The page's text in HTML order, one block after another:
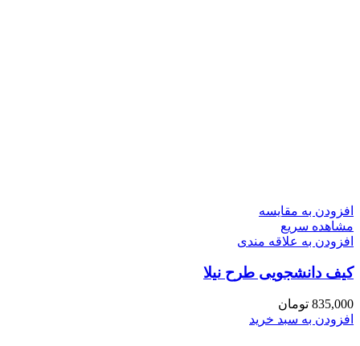
افزودن به مقایسه
مشاهده سریع
افزودن به علاقه مندی
کیف دانشجویی طرح نیلا
835,000 تومان
افزودن به سبد خرید